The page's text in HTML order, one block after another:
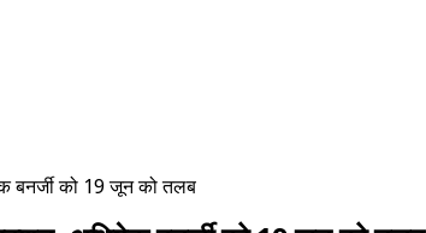
बनर्जी को 19 जून को तलब